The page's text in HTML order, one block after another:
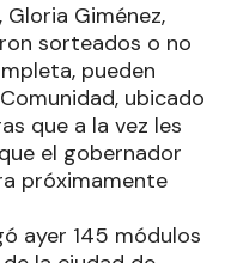
Giménez,
sorteados o no
pueden
ubicado
que a la vez les
el gobernador
próximamente
ayer 145 módulos